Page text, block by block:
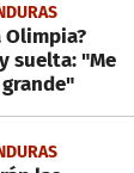
Olimpia?
suelta: "Me